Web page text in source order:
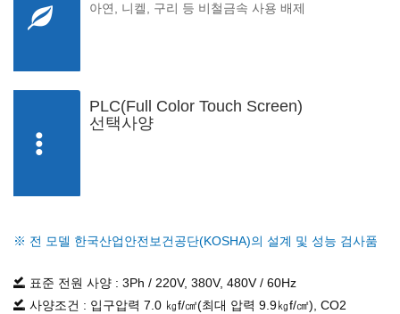
아연, 니켈, 구리 등 비철금속 사용 배제
PLC(Full Color Touch Screen)
선택사양
※ 전 모델 한국산업안전보건공단(KOSHA)의 설계 및 성능 검사품
표준 전원 사양 : 3Ph / 220V, 380V, 480V / 60Hz
사양조건 : 입구압력 7.0 ㎏f/㎠(최대 압력 9.9㎏f/㎠), CO2